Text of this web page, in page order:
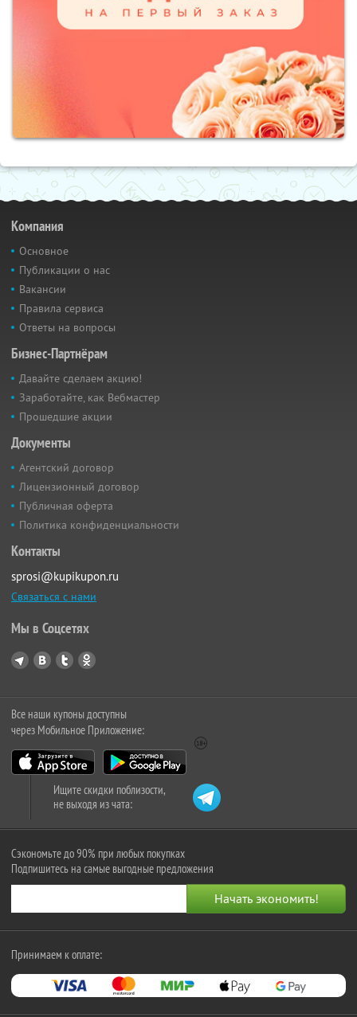
Компания
Основное
Публикации о нас
Вакансии
Правила сервиса
Ответы на вопросы
Бизнес-Партнёрам
Давайте сделаем акцию!
Заработайте, как Вебмастер
Прошедшие акции
Документы
Агентский договор
Лицензионный договор
Публичная оферта
Политика конфиденциальности
Контакты
sprosi@kupikupon.ru
Связаться с нами
Мы в Соцсетях
Все наши купоны доступны
через Мобильное Приложение:
Ищите скидки поблизости,
не выходя из чата:
Сэкономьте до 90% при любых покупках
Подпишитесь на самые выгодные предложения
Принимаем к оплате: